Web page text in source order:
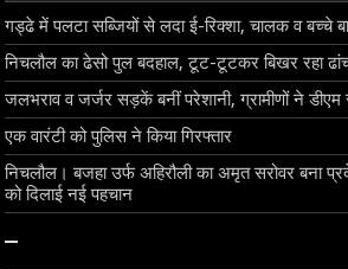
गड्ढे में पलटा सब्जियों से लदा ई-रिक्शा, चालक व बच्चे
निचलौल का ढेसो पुल बदहाल, टूट-टूटकर बिखर रहा
जलभराव व जर्जर सड़कें बनीं परेशानी, ग्रामीणों ने डीएम
एक वारंटी को पुलिस ने किया गिरफ्तार
निचलौल। बजहा उर्फ अहिरौली का अमृत सरोवर बना
को दिलाई नई पहचान
–